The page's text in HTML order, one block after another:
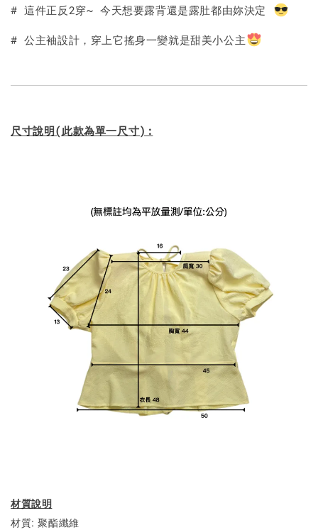
# 這件正反2穿~ 今天想要露背還是露肚都由妳決定
# 公主袖設計，穿上它搖身一變就是甜美小公主
尺寸說明(此款為單一尺寸):
材質說明
材質: 聚酯纖維